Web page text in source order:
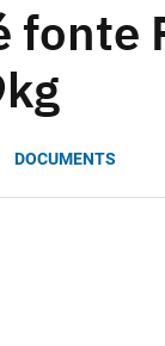
fonte
DOCUMENTS